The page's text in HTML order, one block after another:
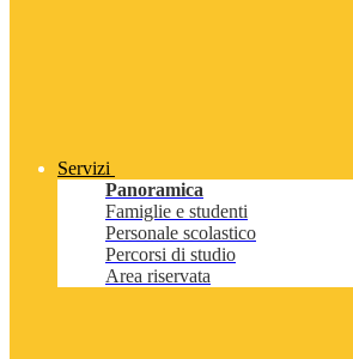
Servizi
Panoramica
Famiglie e studenti
Personale scolastico
Percorsi di studio
Area riservata